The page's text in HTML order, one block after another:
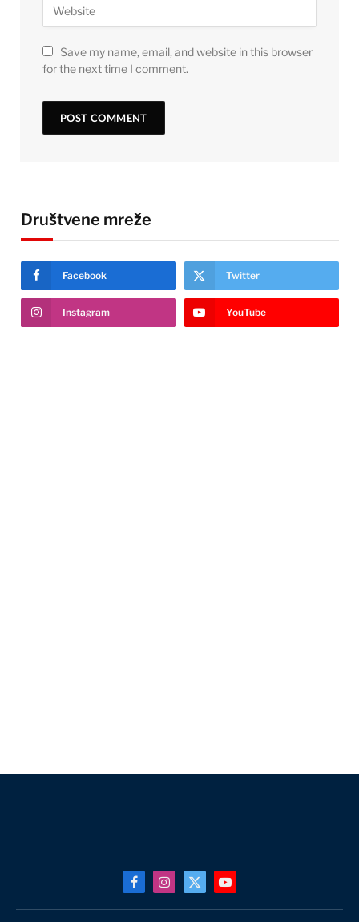
Save my name, email, and website in this browser
for the next time I comment.
Društvene mreže
Facebook Twitter
Instagram YouTube
FacebookInstagram
X
(Twitter)
YouTube